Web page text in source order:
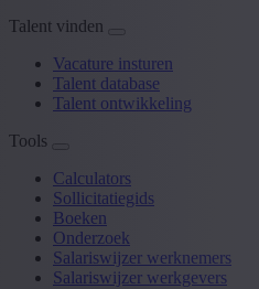
Talent vinden
Vacature insturen
Talent database
Talent ontwikkeling
Tools
Calculators
Sollicitatiegids
Boeken
Onderzoek
Salariswijzer werknemers
Salariswijzer werkgevers